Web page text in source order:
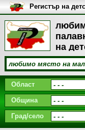
на
Регистър на
България
Област
Община
Град/село